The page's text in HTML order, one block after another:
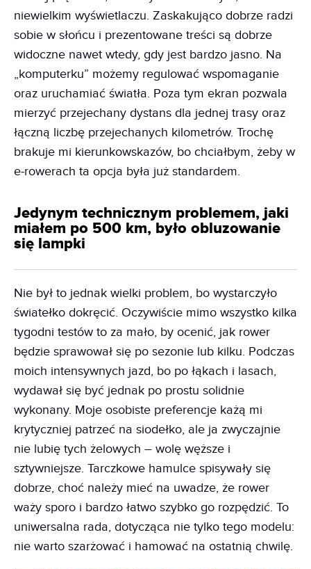
niewielkim wyświetlaczu. Zaskakująco dobrze radzi
sobie w słońcu i prezentowane treści są dobrze
widoczne nawet wtedy, gdy jest bardzo jasno. Na
„komputerku” możemy regulować wspomaganie
oraz uruchamiać światła. Poza tym ekran pozwala
mierzyć przejechany dystans dla jednej trasy oraz
łączną liczbę przejechanych kilometrów. Trochę
brakuje mi kierunkowskazów, bo chciałbym, żeby w
e-rowerach ta opcja była już standardem.
Jedynym technicznym problemem, jaki
miałem po 500 km, było obluzowanie
się lampki
Nie był to jednak wielki problem, bo wystarczyło
światełko dokręcić. Oczywiście mimo wszystko kilka
tygodni testów to za mało, by ocenić, jak rower
będzie sprawował się po sezonie lub kilku. Podczas
moich intensywnych jazd, bo po łąkach i lasach,
wydawał się być jednak po prostu solidnie
wykonany. Moje osobiste preferencje każą mi
krytyczniej patrzeć na siodełko, ale ja zwyczajnie
nie lubię tych żelowych – wolę węższe i
sztywniejsze. Tarczkowe hamulce spisywały się
dobrze, choć należy mieć na uwadze, że rower
waży sporo i bardzo łatwo szybko go rozpędzić. To
uniwersalna rada, dotycząca nie tylko tego modelu:
nie warto szarżować i hamować na ostatnią chwilę.